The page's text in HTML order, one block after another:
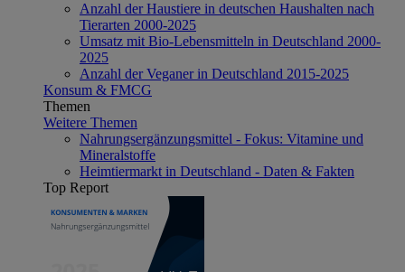
Anzahl der Haustiere in deutschen Haushalten nach
Tierarten 2000-2025
Umsatz mit Bio-Lebensmitteln in Deutschland 2000-
2025
Anzahl der Veganer in Deutschland 2015-2025
Konsum & FMCG
Themen
Weitere Themen
Nahrungsergänzungsmittel - Fokus: Vitamine und
Mineralstoffe
Heimtiermarkt in Deutschland - Daten & Fakten
Top Report